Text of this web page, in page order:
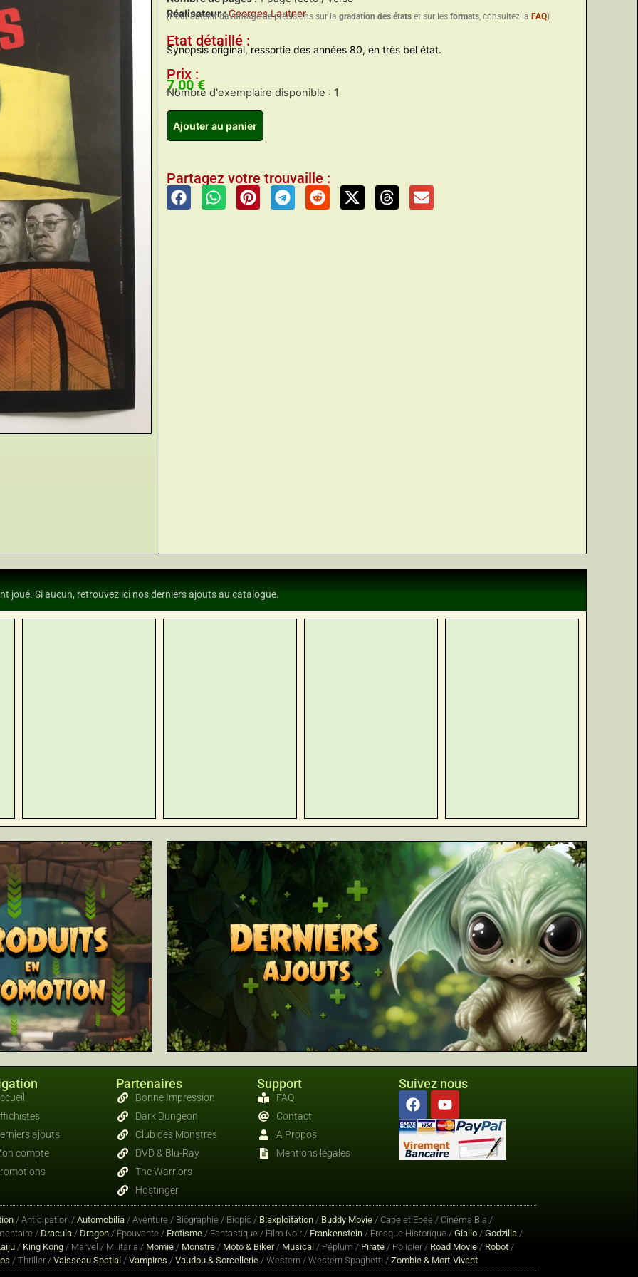
Réalisateur :Georges Lautner
(Pour obtenir davantage de précisions sur la gradation des états et sur les formats, consultez la FAQ)
Etat détaillé :
Synopsis original, ressortie des années 80, en très bel état.
Prix :
7,00€
Nombre d'exemplaire disponible : 1
Ajouter au panier
Partagez votre trouvaille :
joué. Si aucun, retrouvez ici nos derniers ajouts au catalogue.
ajouts
compte
Partenaires
Bonne Impression
Dark Dungeon
Club des Monstres
DVD & Blu-Ray
The Warriors
Hostinger
Support
FAQ
Contact
A Propos
Mentions légales
Suivez nous
/ Anticipation / Automobilia / Aventure / Biographie / Biopic / Blaxploitation / Buddy Movie / Cape et Epée / Cinéma Bis /
/ Dracula / Dragon / Epouvante / Erotisme / Fantastique / Film Noir / Frankenstein / Fresque Historique / Giallo / Godzilla /
/ King Kong / Marvel / Militaria / Momie / Monstre / Moto & Biker/ Musical / Péplum / Pirate / Policier / Road Movie / Robot /
/ Thriller / Vaisseau Spatial / Vampires / Vaudou & Sorcellerie / Western / Western Spaghetti / Zombie & Mort-Vivant